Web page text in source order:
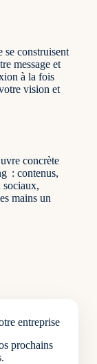
se construisent
message et
à la fois
vision et
concrète
: contenus,
sociaux,
mains un
entreprise
prochains